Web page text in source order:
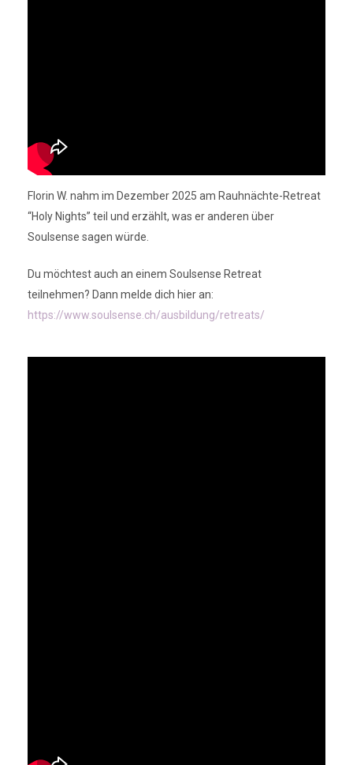
Florin W. nahm im Dezember 2025 am Rauhnächte-Retreat
“Holy Nights” teil und erzählt, was er anderen über
Soulsense sagen würde.
Du möchtest auch an einem Soulsense Retreat
teilnehmen? Dann melde dich hier an:
https://www.soulsense.ch/ausbildung/retreats/